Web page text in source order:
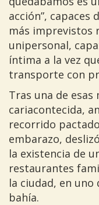
acción”, capaces
más imprevistos
unipersonal,
íntima a la vez
transporte con
Tras una de
cariacontecida,
recorrido
embarazo,
la existencia de
restaurantes
la ciudad, en uno
bahía.